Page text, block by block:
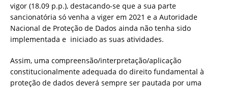
vigor (18.09 p.p.), destacando-se que a sua parte
sancionatória só venha a viger em 2021 e a Autoridade
Nacional de Proteção de Dados ainda não tenha sido
implementada e iniciado as suas atividades.
Assim, uma compreensão/interpretação/aplicação
constitucionalmente adequada do direito fundamental à
proteção de dados deverá sempre ser pautada por uma